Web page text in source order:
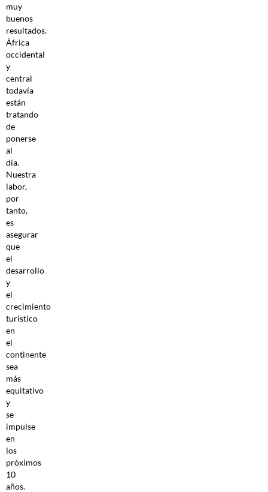
muy
buenos
resultados.
África
occidental
y
central
todavía
están
tratando
de
ponerse
al
día.
Nuestra
labor,
por
tanto,
es
asegurar
que
el
desarrollo
y
el
crecimiento
turístico
en
el
continente
sea
más
equitativo
y
se
impulse
en
los
próximos
10
años.